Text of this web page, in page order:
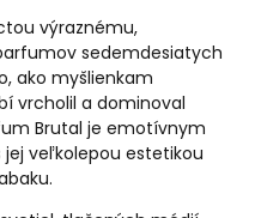
výraznému,
sedemdesiatych
ako myšlienkam
vrcholil a dominoval
Brutal je emotívnym
veľkolepou estetikou